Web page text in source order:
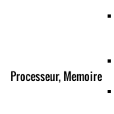
Processeur, Memoire